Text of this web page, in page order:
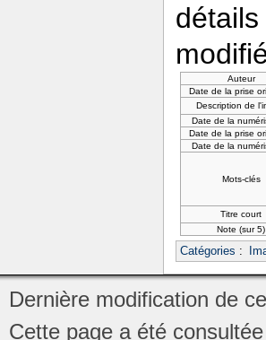
Auteur
Date de la prise
Description de
Date de la
Date de la prise
Date de la
Mots-clés
Titre court
Note (sur 5)
Catégories :
Dernière modification de
Cette page a été